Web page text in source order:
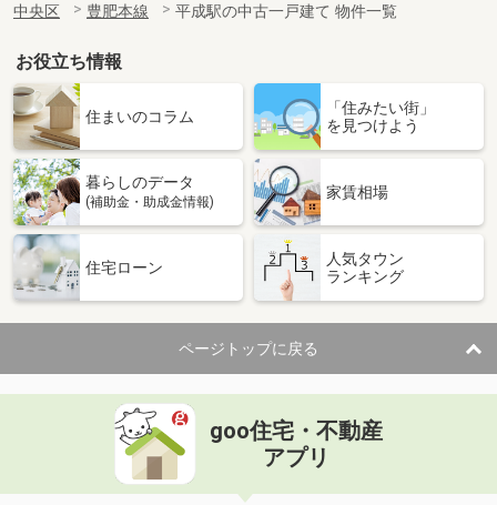
中央区
豊肥本線 平成駅の中古一戸建て 物件一覧
お役立ち情報
住まいのコラム
「住みたい街」
を見つけよう
暮らしのデータ
(補助金・助成金情報)
家賃相場
住宅ローン
人気タウン
ランキング
ページトップに戻る
goo住宅・不動産
アプリ